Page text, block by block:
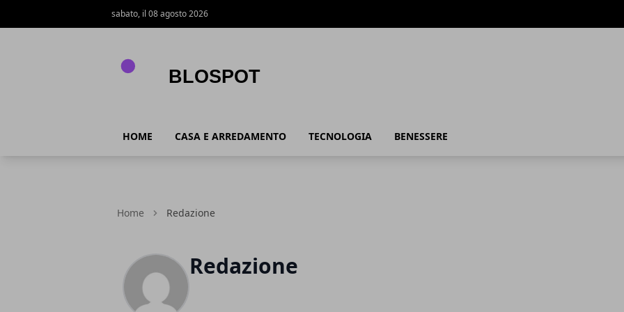
sabato, il 08 agosto 2026
HOME CASA E ARREDAMENTO TECNOLOGIA BENESSERE
Home Redazione
Redazione